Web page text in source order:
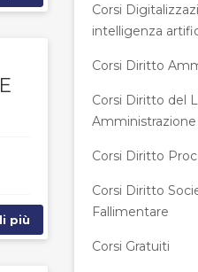
più
Corsi
intelligenza
Corsi Diritto
Corsi Diritto del
Corsi Diritto
Corsi Diritto
Fallimentare
Corsi Gratuiti